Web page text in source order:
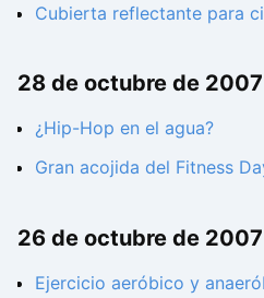
Cubierta reflectante para
28 de octubre de 2007
¿Hip-Hop en el agua?
Gran acojida del Fitness
26 de octubre de 2007
Ejercicio aeróbico y